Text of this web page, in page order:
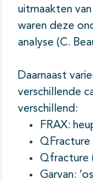
uitmaakten
waren deze
analyse (C.
Daarnaast
verschillende
verschillend:
FRAX:
QFracture
Qfracture
Garvan: